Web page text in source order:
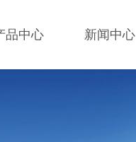
品中心 新闻中心